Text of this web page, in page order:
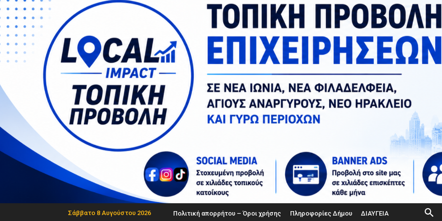
Σάββατο 8 Αυγούστου 2026 Πολιτική απορρήτου – Όροι χρήσης Πληροφορίες Δήμου ΔΙΑΥΓΕΙΑ